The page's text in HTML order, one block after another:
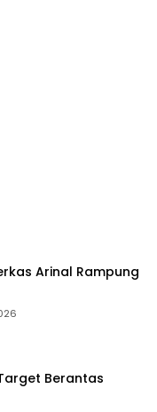
Arinal Rampung
Berantas